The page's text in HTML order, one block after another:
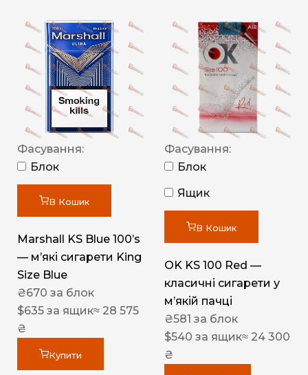
Фасування:
Блок
В Кошик
Marshall KS Blue 100’s
— м’які сигарети King
Size Blue
₴670 за блок
$635 за ящик≈ 28 575
₴
Купити
Фасування:
Блок
Ящик
В Кошик
OK KS 100 Red —
класичні сигарети у
м’якій пачці
₴581 за блок
$540 за ящик≈ 24 300
₴